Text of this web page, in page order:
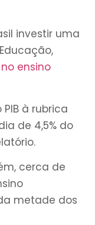
investir uma
ensino
à rubrica
de 4,5% do
cerca de
metade dos